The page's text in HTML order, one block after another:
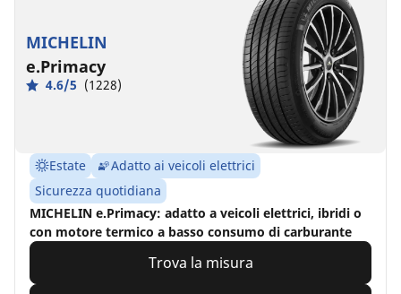
MICHELIN
e.Primacy
4.6/5 (1228)
Estate
Adatto ai veicoli elettrici
Sicurezza quotidiana
MICHELIN e.Primacy: adatto a veicoli elettrici, ibridi o
con motore termico a basso consumo di carburante
Trova la misura